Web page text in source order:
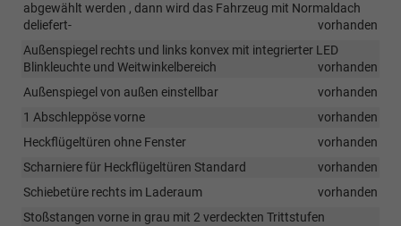
abgewählt werden , dann wird das Fahrzeug mit Normaldach
deliefert-
vorhanden
Außenspiegel rechts und links konvex mit integrierter LED
Blinkleuchte und Weitwinkelbereich
vorhanden
Außenspiegel von außen einstellbar
vorhanden
1 Abschleppöse vorne
vorhanden
Heckflügeltüren ohne Fenster
vorhanden
Scharniere für Heckflügeltüren Standard
vorhanden
Schiebetüre rechts im Laderaum
vorhanden
Stoßstangen vorne in grau mit 2 verdeckten Trittstufen